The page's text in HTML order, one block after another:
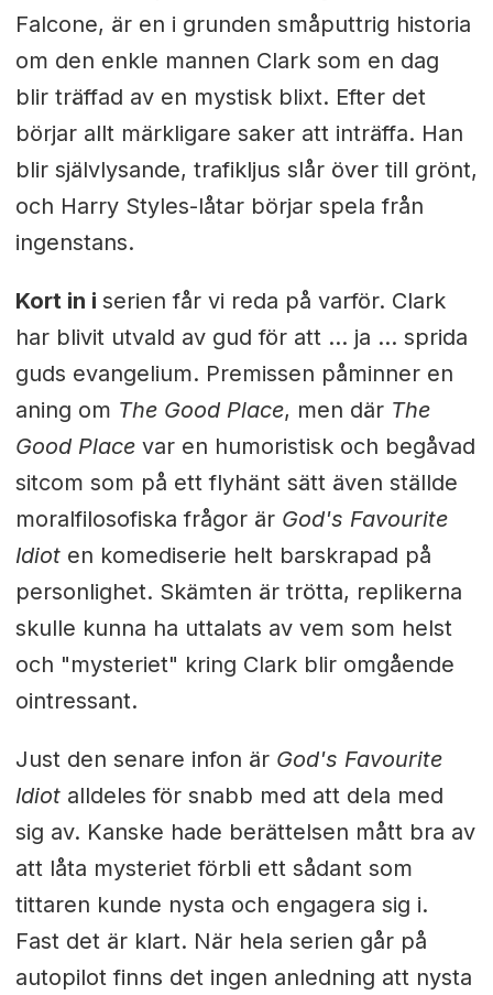
Falcone, är en i grunden småputtrig historia
om den enkle mannen Clark som en dag
blir träffad av en mystisk blixt. Efter det
börjar allt märkligare saker att inträffa. Han
blir självlysande, trafikljus slår över till grönt,
och Harry Styles-låtar börjar spela från
ingenstans.
Kort in i serien får vi reda på varför. Clark
har blivit utvald av gud för att ... ja ... sprida
guds evangelium. Premissen påminner en
aning om The Good Place, men där The
Good Place var en humoristisk och begåvad
sitcom som på ett flyhänt sätt även ställde
moralfilosofiska frågor är God's Favourite
Idiot en komediserie helt barskrapad på
personlighet. Skämten är trötta, replikerna
skulle kunna ha uttalats av vem som helst
och "mysteriet" kring Clark blir omgående
ointressant.
Just den senare infon är God's Favourite
Idiot alldeles för snabb med att dela med
sig av. Kanske hade berättelsen mått bra av
att låta mysteriet förbli ett sådant som
tittaren kunde nysta och engagera sig i.
Fast det är klart. När hela serien går på
autopilot finns det ingen anledning att nysta